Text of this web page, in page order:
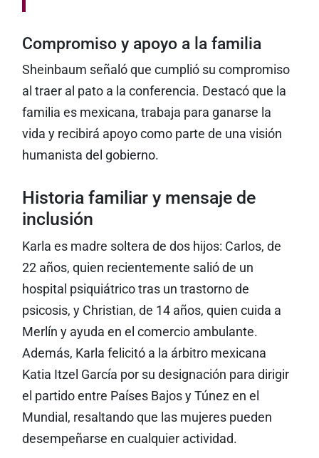
Compromiso y apoyo a la familia
Sheinbaum señaló que cumplió su compromiso
al traer al pato a la conferencia. Destacó que la
familia es mexicana, trabaja para ganarse la
vida y recibirá apoyo como parte de una visión
humanista del gobierno.
Historia familiar y mensaje de
inclusión
Karla es madre soltera de dos hijos: Carlos, de
22 años, quien recientemente salió de un
hospital psiquiátrico tras un trastorno de
psicosis, y Christian, de 14 años, quien cuida a
Merlín y ayuda en el comercio ambulante.
Además, Karla felicitó a la árbitro mexicana
Katia Itzel García por su designación para dirigir
el partido entre Países Bajos y Túnez en el
Mundial, resaltando que las mujeres pueden
desempeñarse en cualquier actividad.